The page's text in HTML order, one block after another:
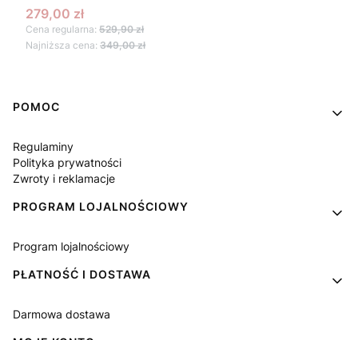
Cena promocyjna
279,00 zł
Cena regularna: 529,90 zł
Najniższa cena: 349,00 zł
Linki w stopce
POMOC
Regulaminy
Polityka prywatności
Zwroty i reklamacje
PROGRAM LOJALNOŚCIOWY
Program lojalnościowy
PŁATNOŚĆ I DOSTAWA
Darmowa dostawa